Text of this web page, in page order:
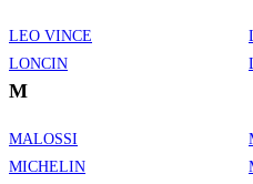
LEO VINCE
LONCIN
M
MALOSSI
MICHELIN